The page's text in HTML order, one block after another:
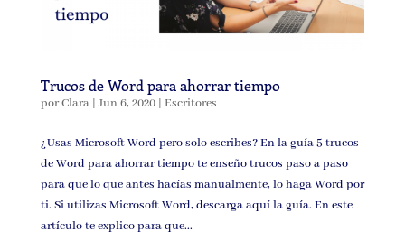
Trucos de Word para ahorrar tiempo
porClara| Jun 6, 2020| Escritores
¿Usas Microsoft Word pero solo escribes? En la guía 5 trucos
de Word para ahorrar tiempo te enseño trucos paso a paso
para que lo que antes hacías manualmente, lo haga Word por
ti. Si utilizas Microsoft Word, descarga aquí la guía. En este
artículo te explico para que...